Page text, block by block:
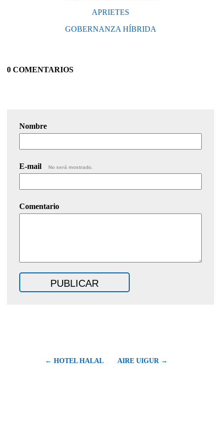
APRIETES
GOBERNANZA HÍBRIDA
0 COMENTARIOS
Nombre
E-mail No será mostrado.
Comentario
← HOTEL HALAL AIRE UIGUR →